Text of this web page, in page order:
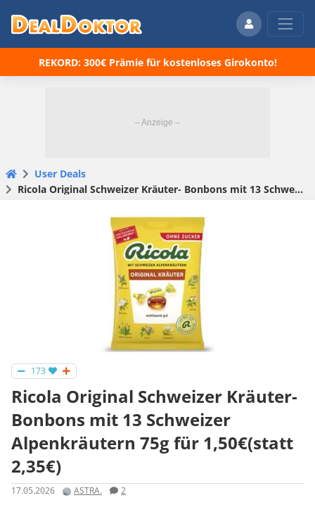
REKORD: 300€ Prämie für kostenloses Girokonto!
User Deals
Ricola Original Schweizer Kräuter- Bonbons mit 13 Schweizer Alpenkräutern 75g für 1,50€(statt 2,35€)
173
Ricola Original Schweizer Kräuter-
Bonbons mit 13 Schweizer
Alpenkräutern 75g für 1,50€(statt
2,35€)
17.05.2026 ASTRA. 2